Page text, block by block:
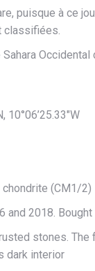
puisque à ce
classifiées.
Occidental
(CM1/2)
and 2018.
stones.
dark interior